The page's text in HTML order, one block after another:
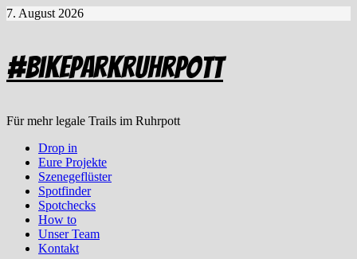
Zum
7. August 2026
#BikeparkRuhrpott
Für mehr legale Trails im Ruhrpott
Drop in
Eure Projekte
Szenegeflüster
Spotfinder
Spotchecks
How to
Unser Team
Kontakt